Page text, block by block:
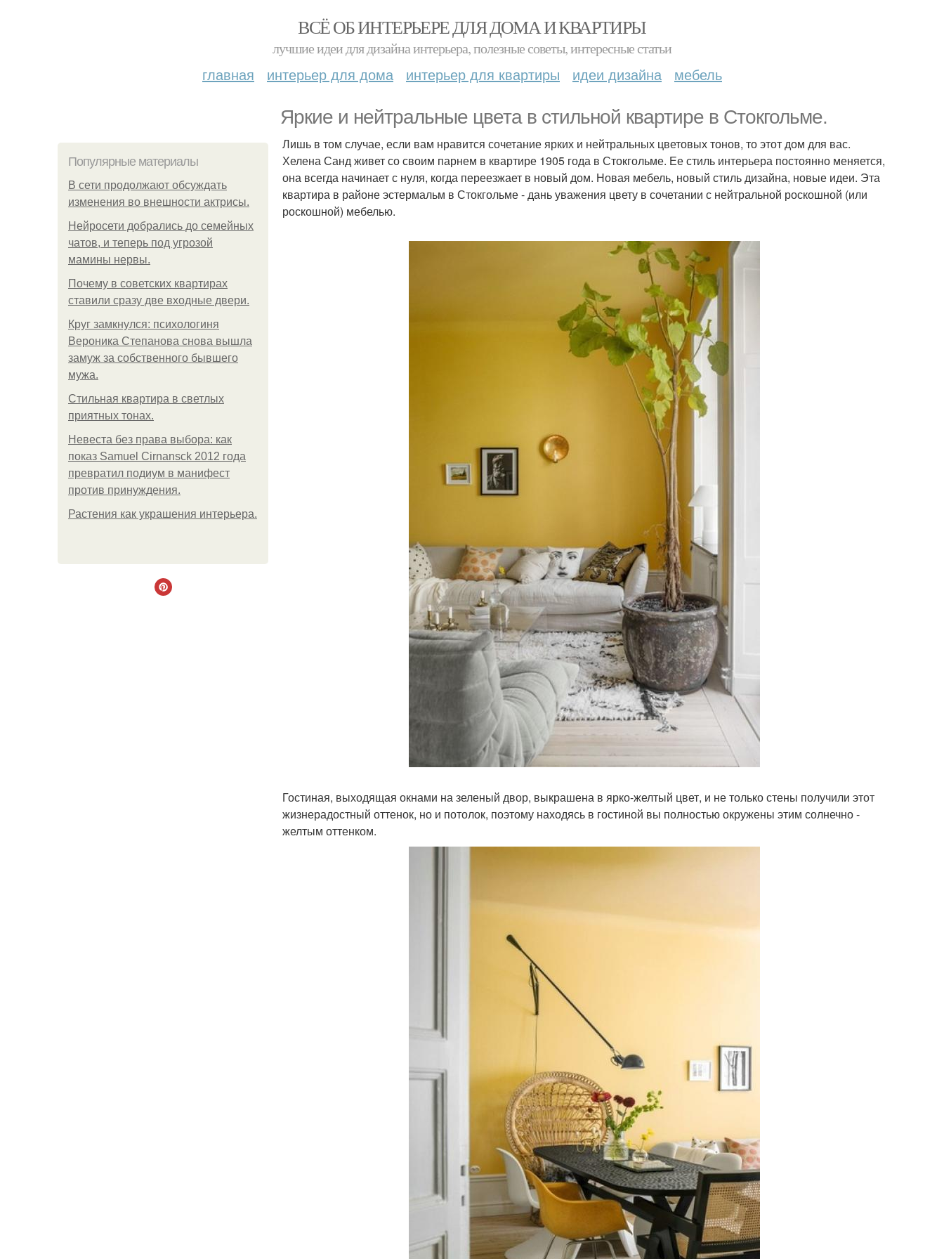
ВСЁ ОБ ИНТЕРЬЕРЕ ДЛЯ ДОМА И КВАРТИРЫ
лучшие идеи для дизайна интерьера, полезные советы, интересные статьи
главная интерьер для дома интерьер для квартиры идеи дизайна мебель
Яркие и нейтральные цвета в стильной квартире в Стокгольме.
Популярные материалы
В сети продолжают обсуждать
изменения во внешности актрисы.
Нейросети добрались до семейных
чатов, и теперь под угрозой
мамины нервы.
Почему в советских квартирах
ставили сразу две входные двери.
Круг замкнулся: психологиня
Вероника Степанова снова вышла
замуж за собственного бывшего
мужа.
Стильная квартира в светлых
приятных тонах.
Невеста без права выбора: как
показ Samuel Cirnansck 2012 года
превратил подиум в манифест
против принуждения.
Растения как украшения интерьера.
Лишь в том случае, если вам нравится сочетание ярких и нейтральных цветовых тонов, то этот дом для вас.
Хелена Санд живет со своим парнем в квартире 1905 года в Стокгольме. Ее стиль интерьера постоянно меняется,
она всегда начинает с нуля, когда переезжает в новый дом. Новая мебель, новый стиль дизайна, новые идеи. Эта
квартира в районе эстермальм в Стокгольме - дань уважения цвету в сочетании с нейтральной роскошной (или
роскошной) мебелью.
Гостиная, выходящая окнами на зеленый двор, выкрашена в ярко-желтый цвет, и не только стены получили этот
жизнерадостный оттенок, но и потолок, поэтому находясь в гостиной вы полностью окружены этим солнечно -
желтым оттенком.